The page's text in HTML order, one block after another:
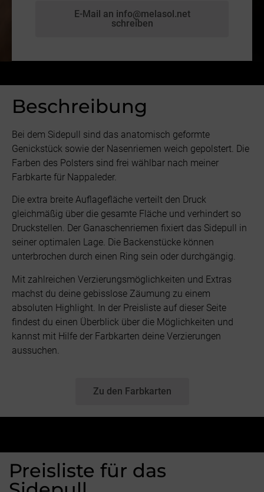
E-Mail an info@melasol.net
schreiben
Beschreibung
Bei dem Sidepull sind das anatomisch geformte
Genickstück sowie der Nasenriemen weich gepolstert. Die
Farben des Polsters sind frei wählbar nach meiner
Farbkarte für Nappaleder.
Die extra breite Auflagefläche verteilt den Druck
gleichmäßig über die gesamte Fläche und verhindert so
Druckstellen. Der Ganaschenriemen fixiert das Sidepull in
seiner optimalen Lage. Die Backenstücke können
unterbrochen durch einen Ring sein oder durchgängig.
Mit zahlreichen Verzierungsmöglichkeiten und Extras
machst du deine gebisslose Zäumung zu einem
absoluten Highlight. In der Preisliste auf dieser Seite
findest du einen Überblick über die Möglichkeiten und
kannst mit Hilfe der Farbkarten deine Verzierungen
aussuchen.
Zu den Farbkarten
Preisliste für das